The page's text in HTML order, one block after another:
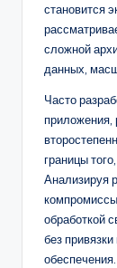
w
&
D
становится
сложной
данных,
Часто
приложения,
границы
Анализируя
обработкой
без
обеспечения.